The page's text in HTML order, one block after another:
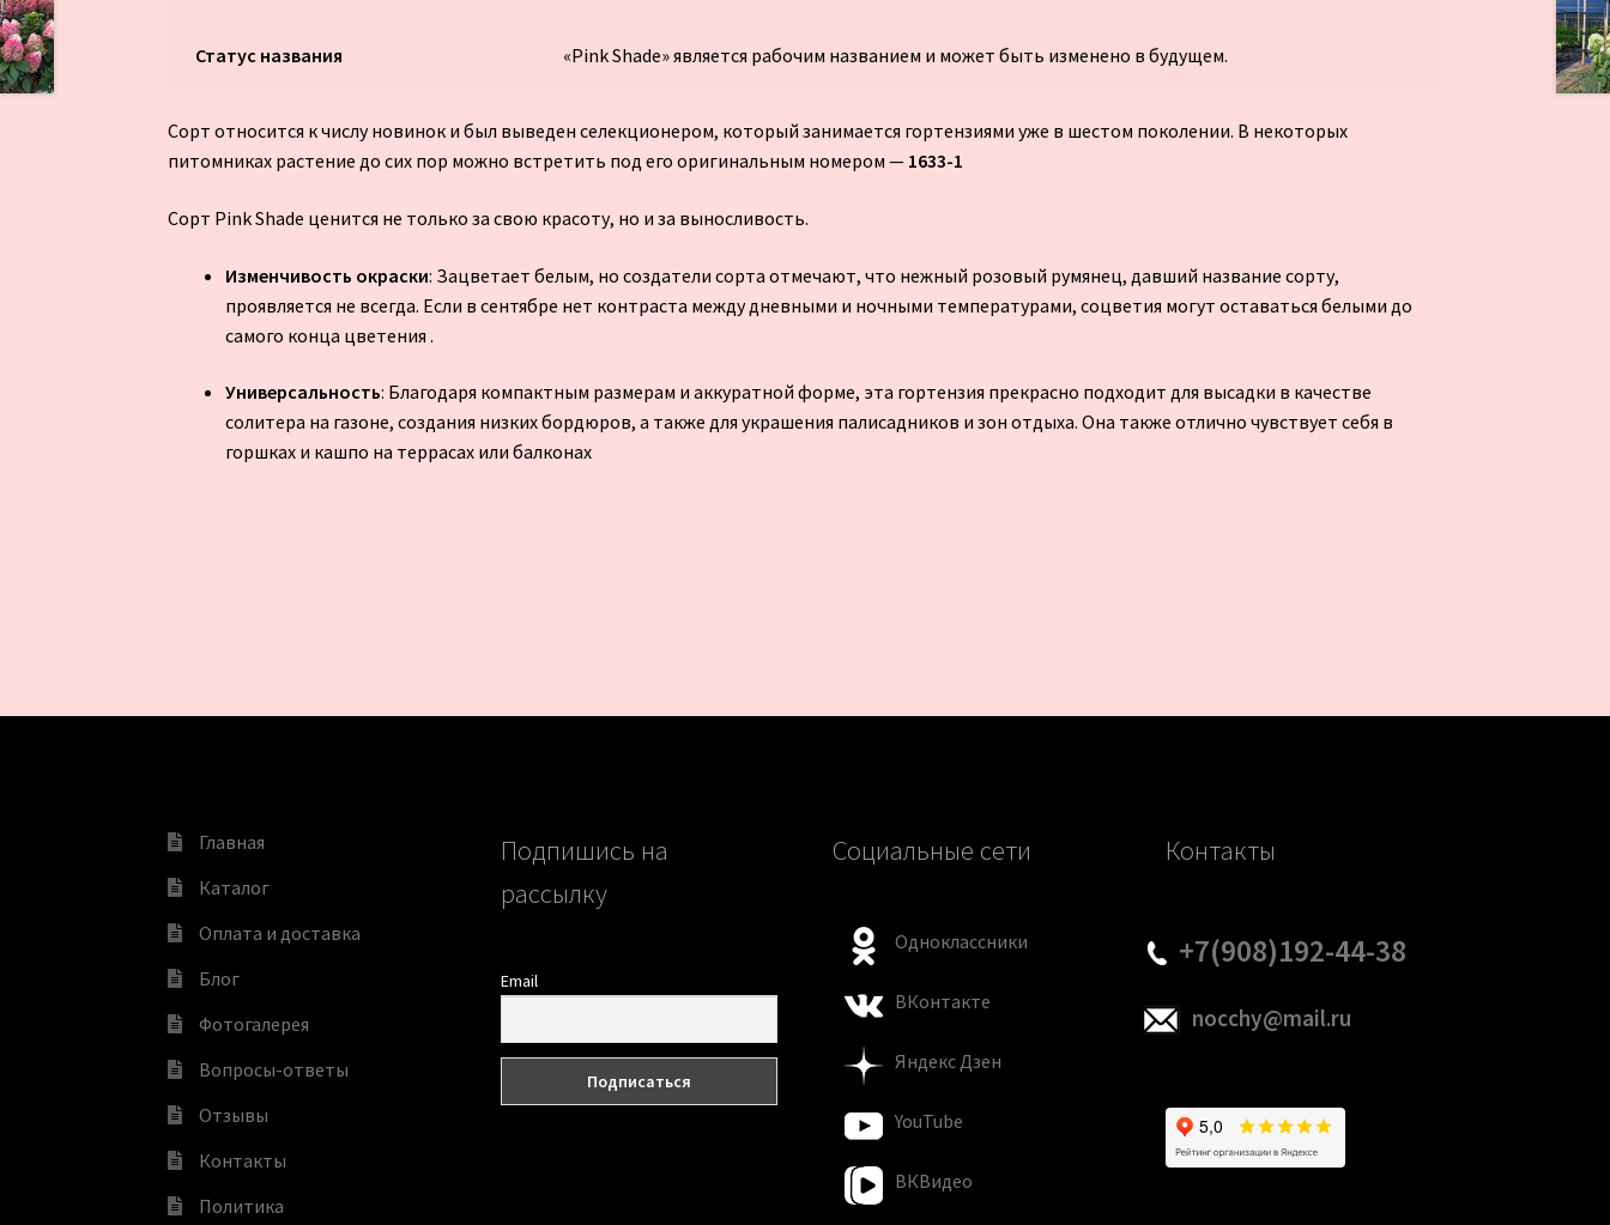
Статус названия «Pink Shade» является рабочим названием и может быть изменено в будущем.
Сорт относится к числу новинок и был выведен селекционером, который занимается гортензиями уже в шестом поколении. В некоторых
питомниках растение до сих пор можно встретить под его оригинальным номером — 1633-1
Сорт Pink Shade ценится не только за свою красоту, но и за выносливость.
Изменчивость окраски: Зацветает белым, но создатели сорта отмечают, что нежный розовый румянец, давший название сорту,
проявляется не всегда. Если в сентябре нет контраста между дневными и ночными температурами, соцветия могут оставаться белыми до
самого конца цветения .
Универсальность: Благодаря компактным размерам и аккуратной форме, эта гортензия прекрасно подходит для высадки в качестве
солитера на газоне, создания низких бордюров, а также для украшения палисадников и зон отдыха. Она также отлично чувствует себя в
горшках и кашпо на террасах или балконах
Главная
Каталог
Оплата и доставка
Блог
Фотогалерея
Вопросы-ответы
Отзывы
Контакты
Политика
Подпишись на
рассылку
Email
Социальные сети
Одноклассники
ВКонтакте
Яндекс Дзен
YouTube
ВКВидео
Контакты
+7(908)192-44-38
nocchy@mail.ru